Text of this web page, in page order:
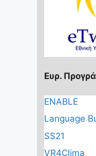
Ευρ.
ENABLE
Language
SS21
VR4Clima